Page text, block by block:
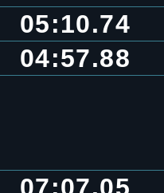
05:10.74
04:57.88
07:07.05